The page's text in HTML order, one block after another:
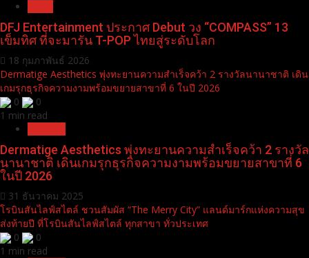
DFJ Entertainment ประกาศ Debut วง “COMPASS” 13
เข็มทิศ ที่จะมารัน T-POP ไทยสู่ระดับโลก
18 กุมภาพันธ์ 2026
Dermatige Aesthetics พุ่งทะยานความสำเร็จคว้า 2 รางวัลนานาชาติ เดิน
เกมรุกธุรกิจความงามพร้อมขยายสาขาที่ 6 ในปี 2026
0
0
1 min read
Dermatige Aesthetics พุ่งทะยานความสำเร็จคว้า 2 รางวัล
นานาชาติ เดินเกมรุกธุรกิจความงามพร้อมขยายสาขาที่ 6
ในปี 2026
31 ธันวาคม 2025
โรบินสันไลฟ์สไตล์ ชวนสัมผัส “The Merry City” แลนด์มาร์กแห่งความสุข
ส่งท้ายปี ที่โรบินสันไลฟ์สไตล์ ทุกสาขา ทั่วประเทศ
0
0
1 min read